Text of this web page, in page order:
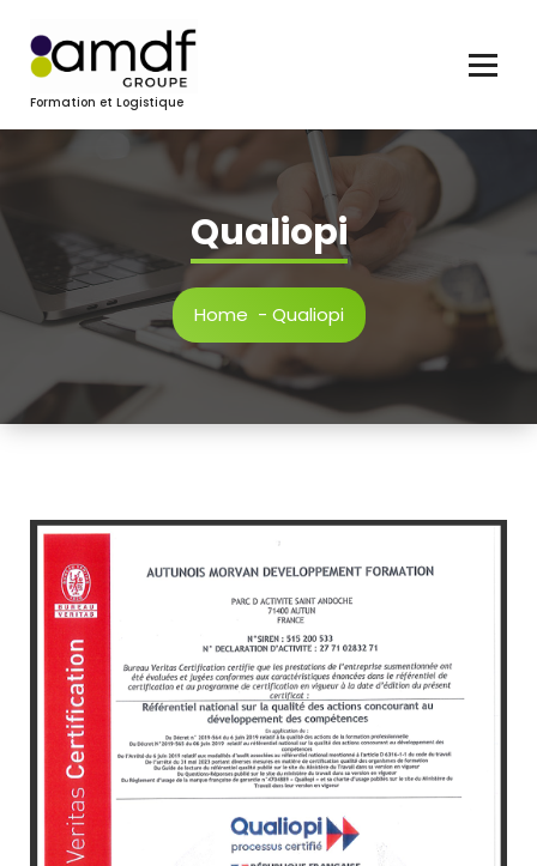
content
Formation et Logistique
Qualiopi
Home - Qualiopi